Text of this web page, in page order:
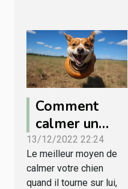
Comment
calmer un
chien qui
tourne en
rond ?
13/12/2022 22:24
Le meilleur moyen de
calmer votre chien
quand il tourne sur lui,